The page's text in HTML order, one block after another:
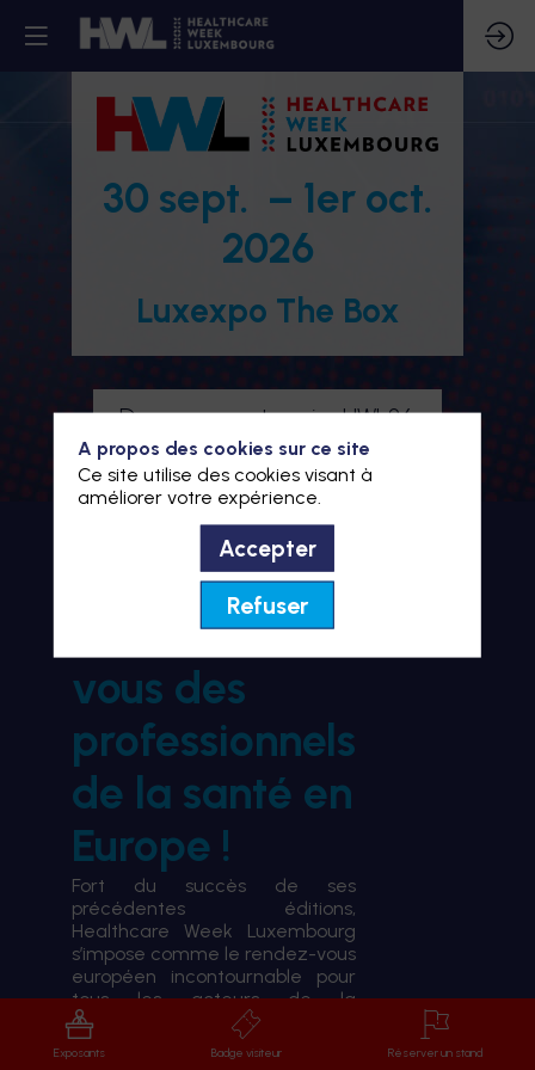
30 sept. – 1er oct.
2026
Luxexpo The Box
Devenez partenaire HWL26
Je m'inscris à HWL26
BIENVENUE À HWL26
le rendez-
vous des
professionnels
de la santé en
Europe !
Fort du succès de ses
précédentes éditions,
Healthcare Week Luxembourg
s’impose comme le rendez-vous
européen incontournable pour
tous les acteurs de la
transformation du système de
santé.
Exposants Badge visiteur Réserver un stand
A propos des cookies sur ce site
Ce site utilise des cookies visant à
améliorer votre expérience.
Accepter
Refuser